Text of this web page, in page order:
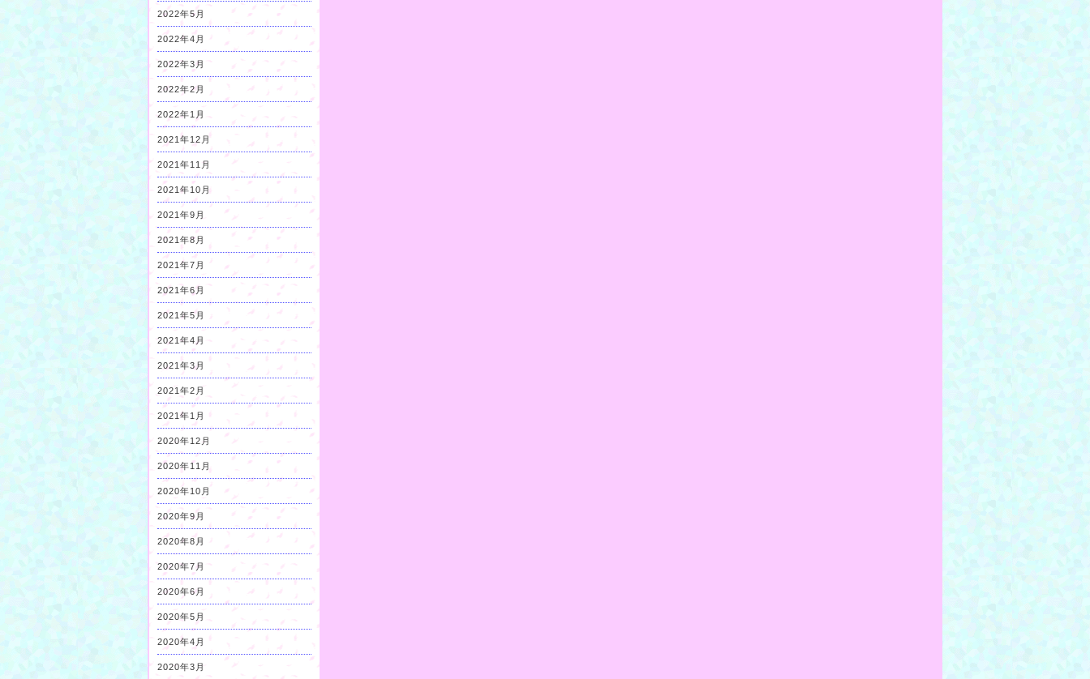
2022年5月
2022年4月
2022年3月
2022年2月
2022年1月
2021年12月
2021年11月
2021年10月
2021年9月
2021年8月
2021年7月
2021年6月
2021年5月
2021年4月
2021年3月
2021年2月
2021年1月
2020年12月
2020年11月
2020年10月
2020年9月
2020年8月
2020年7月
2020年6月
2020年5月
2020年4月
2020年3月